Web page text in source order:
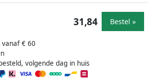
vanaf € 60
volgende dag in huis
31,84 Bestel »